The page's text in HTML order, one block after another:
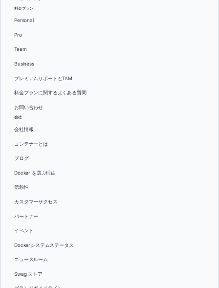
料金プラン
Personal
Pro
Team
Business
プレミアムサポートとTAM
料金プランに関するよくある質問
お問い合わせ
会社
会社情報
コンテナーとは
ブログ
Docker を選ぶ理由
信頼性
カスタマーサクセス
パートナー
イベント
Dockerシステムステータス
ニュースルーム
Swag ストア